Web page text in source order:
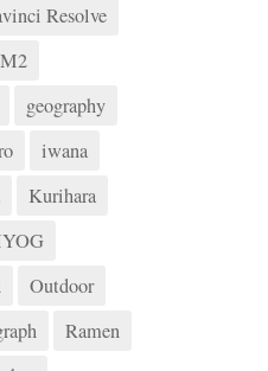
Resolve
geography
iwana
Kurihara
Outdoor
Ramen